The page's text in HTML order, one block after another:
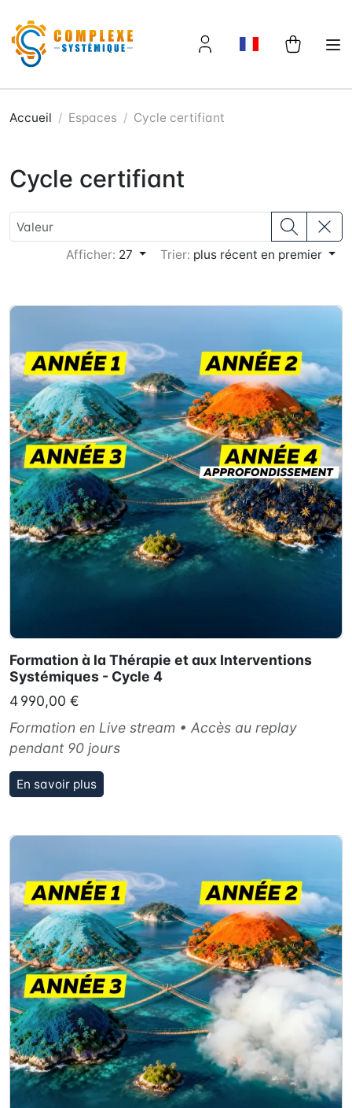
Accueil Espaces Cycle certifiant
Cycle certifiant
Afficher: 27 Trier: plus récent en premier
Formation à la Thérapie et aux Interventions
Systémiques - Cycle 4
4 990,00 €
Formation en Live stream • Accès au replay
pendant 90 jours
En savoir plus